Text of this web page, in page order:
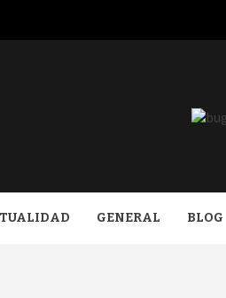
GENERAL BLOG